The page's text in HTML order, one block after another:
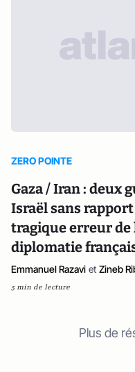
ZERO POINTE
Gaza / Iran : deux
Israël sans rapport
tragique erreur de
diplomatie
Emmanuel Razavi et Zineb
5 min de lecture
Plus de